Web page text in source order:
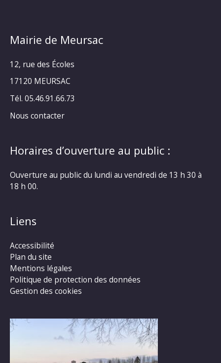
Mairie de Meursac
12, rue des Écoles
17120 MEURSAC
Tél. 05.46.91.66.73
Nous contacter
Horaires d’ouverture au public :
Ouverture au public du lundi au vendredi de 13 h 30 à
18 h 00.
Liens
Accessibilité
Plan du site
Mentions légales
Politique de protection des données
Gestion des cookies